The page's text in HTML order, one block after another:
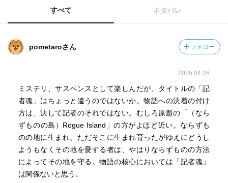
すべて ネタバレ
pometaroさん フォロー
2025.04.26
ミステリ、サスペンスとして楽しんだが、タイトルの「記
者魂」はちょっと違うのではないか。物語への決着の付け
方は、決して記者のそれではない。むしろ原題の「（なら
ずものの島）Rogue Island」の方がよほど近い。ならずも
のの地に生まれ、ただそこに生まれ育ったがゆえにどうし
ようもなくその地を愛する者は、やはりならずものの方法
によってその地を守る。物語の核心においては「記者魂」
は関係ないと思う。